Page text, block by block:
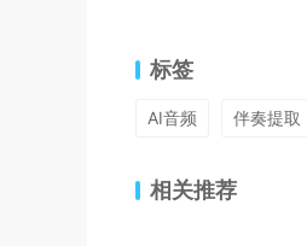
标签
AI音频 伴奏提取
相关推荐